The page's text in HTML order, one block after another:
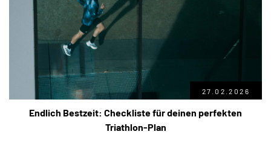
27.02.2026
Endlich Bestzeit: Checkliste für deinen perfekten
Triathlon-Plan